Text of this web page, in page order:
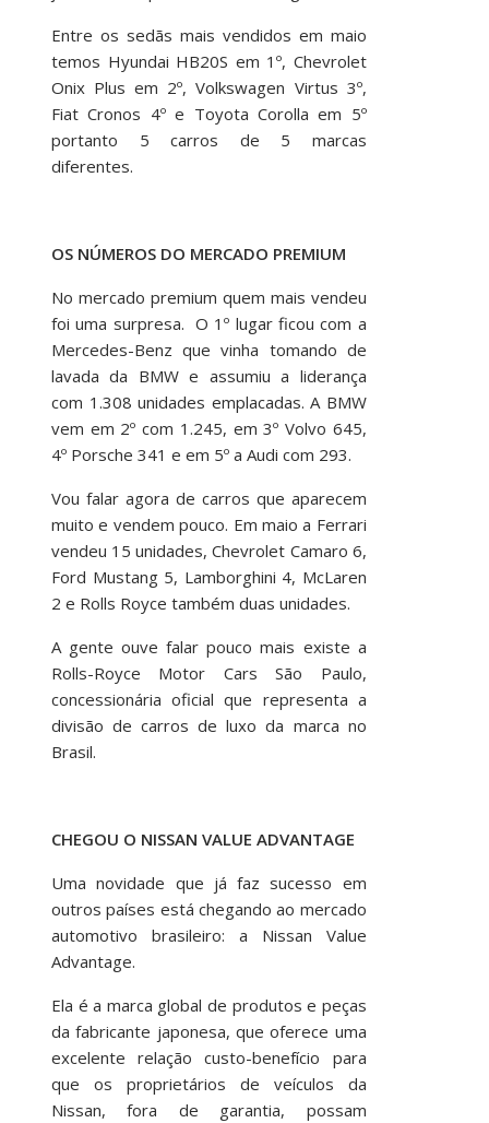
Entre os sedãs mais vendidos em maio
temos Hyundai HB20S em 1º, Chevrolet
Onix Plus em 2º, Volkswagen Virtus 3º,
Fiat Cronos 4º e Toyota Corolla em 5º
portanto 5 carros de 5 marcas
diferentes.
OS NÚMEROS DO MERCADO PREMIUM
No mercado premium quem mais vendeu
foi uma surpresa. O 1º lugar ficou com a
Mercedes-Benz que vinha tomando de
lavada da BMW e assumiu a liderança
com 1.308 unidades emplacadas. A BMW
vem em 2º com 1.245, em 3º Volvo 645,
4º Porsche 341 e em 5º a Audi com 293.
Vou falar agora de carros que aparecem
muito e vendem pouco. Em maio a Ferrari
vendeu 15 unidades, Chevrolet Camaro 6,
Ford Mustang 5, Lamborghini 4, McLaren
2 e Rolls Royce também duas unidades.
A gente ouve falar pouco mais existe a
Rolls-Royce Motor Cars São Paulo,
concessionária oficial que representa a
divisão de carros de luxo da marca no
Brasil.
CHEGOU O NISSAN VALUE ADVANTAGE
Uma novidade que já faz sucesso em
outros países está chegando ao mercado
automotivo brasileiro: a Nissan Value
Advantage.
Ela é a marca global de produtos e peças
da fabricante japonesa, que oferece uma
excelente relação custo-benefício para
que os proprietários de veículos da
Nissan, fora de garantia, possam